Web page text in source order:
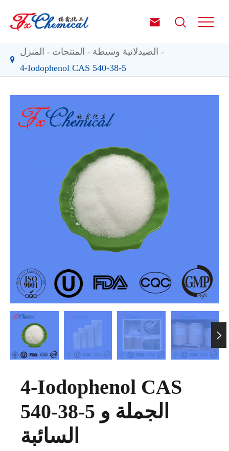
 
المنزل المنتجات
الصيدلانية وسيطة
4-Iodophenol CAS 540-38-5

4-Iodophenol CAS
540-38-5 الجملة و
السائبة